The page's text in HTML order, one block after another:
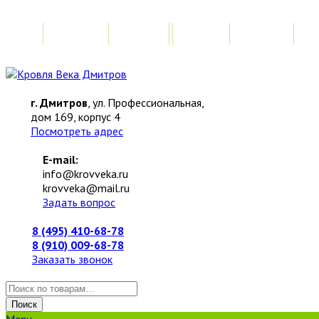
г. Дмитров, ул. Профессиональная,
дом 169, корпус 4
Посмотреть адрес
E-mail:
info@krovveka.ru
krovveka@mail.ru
Задать вопрос
8 (495) 410-68-78
8 (910) 009-68-78
Заказать звонок
Искать:
Поиск